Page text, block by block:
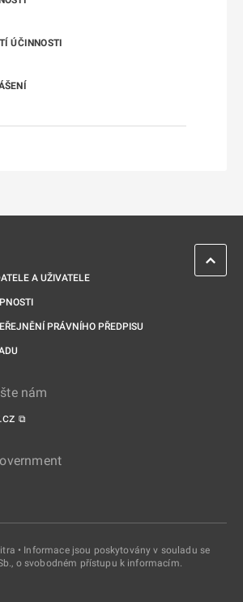
A UŽIVATELE
PRÁVNÍHO PŘEDPISU
nám
⧉
• Informace jsou poskytovány v souladu se
o svobodném přístupu k informacím.